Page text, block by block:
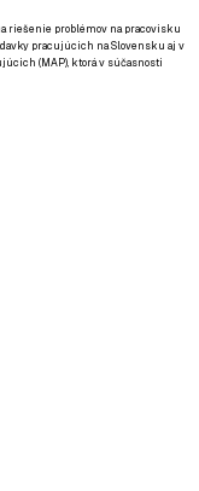
riešenie problémov na pracovisku
pracujúcich na Slovensku aj v
(MAP), ktorá v súčasnosti